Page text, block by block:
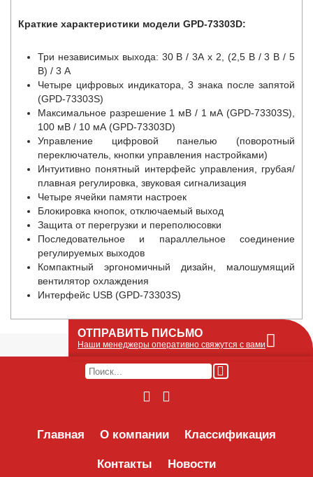
Краткие характеристики модели GPD-73303D:
Три независимых выхода: 30 В / 3А х 2, (2,5 В / 3 В / 5
В) / 3 А
Четыре цифровых индикатора, 3 знака после запятой
(GPD-73303S)
Максимальное разрешение 1 мВ / 1 мА (GPD-73303S),
100 мВ / 10 мА (GPD-73303D)
Управление цифровой панелью (поворотный
переключатель, кнопки управления настройками)
Интуитивно понятный интерфейс управления, грубая/
плавная регулировка, звуковая сигнализация
Четыре ячейки памяти настроек
Блокировка кнопок, отключаемый выход
Защита от перегрузки и переполюсовки
Последовательное и параллельное соединение
регулируемых выходов
Компактный эргономичный дизайн, малошумящий
вентилятор охлаждения
Интерфейс USB (GPD-73303S)
Главная О компании Классификация
Контакты Новости
ОТПРАВИТЬ ПИСЬМО
Наши менеджеры оперативно свяжутся с вами
Оставьте Ваше сообщение или запрос по
его получим по e-mail и оперативно ответим!